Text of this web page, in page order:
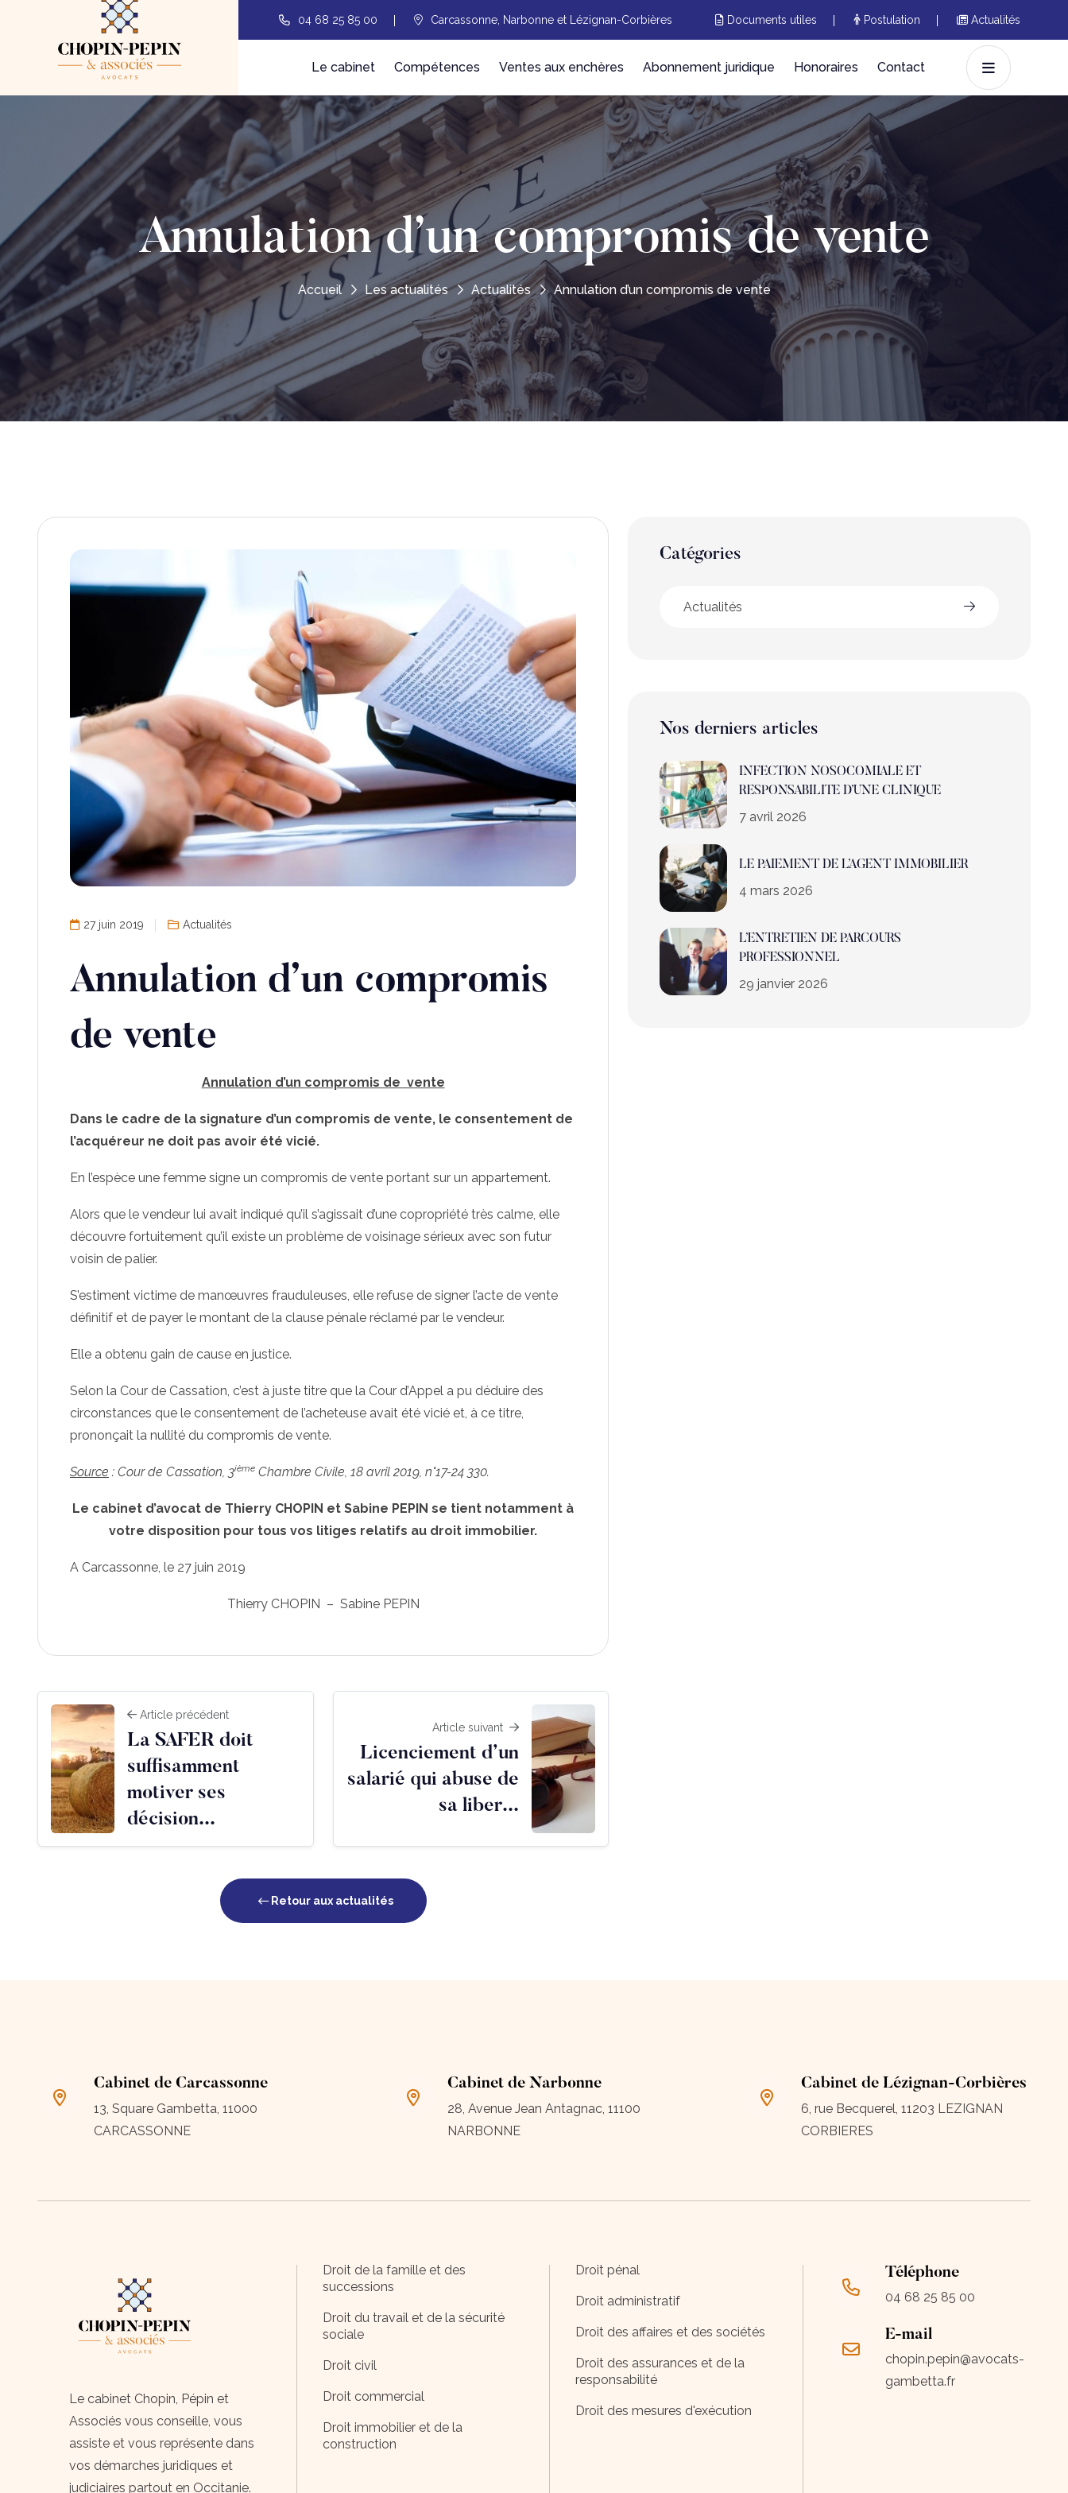
04 68 25 85 00 Carcassonne, Narbonne et Lézignan-Corbières Documents utiles Postulation Actualités
Le cabinet Compétences Ventes aux enchères Abonnement juridique Honoraires Contact
Annulation d’un compromis de vente
Accueil Les actualités Actualités Annulation d’un compromis de vente
27 juin 2019 Actualités
Annulation d’un compromis
de vente
Annulation d’un compromis de vente
Dans le cadre de la signature d’un compromis de vente, le consentement de
l’acquéreur ne doit pas avoir été vicié.
En l’espèce une femme signe un compromis de vente portant sur un appartement.
Alors que le vendeur lui avait indiqué qu’il s’agissait d’une copropriété très calme, elle
découvre fortuitement qu’il existe un problème de voisinage sérieux avec son futur
voisin de palier.
S’estiment victime de manœuvres frauduleuses, elle refuse de signer l’acte de vente
définitif et de payer le montant de la clause pénale réclamé par le vendeur.
Elle a obtenu gain de cause en justice.
Selon la Cour de Cassation, c’est à juste titre que la Cour d’Appel a pu déduire des
circonstances que le consentement de l’acheteuse avait été vicié et, à ce titre,
prononçait la nullité du compromis de vente.
Source : Cour de Cassation, 3ième Chambre Civile, 18 avril 2019, n°17-24 330.
Le cabinet d’avocat de Thierry CHOPIN et Sabine PEPIN se tient notamment à
votre disposition pour tous vos litiges relatifs au droit immobilier.
A Carcassonne, le 27 juin 2019
Thierry CHOPIN – Sabine PEPIN
Article précédent
La SAFER doit
suffisamment
motiver ses
décision...
Article suivant
Licenciement d’un
salarié qui abuse de
sa liber...
Retour aux actualités
Catégories
Actualités
Nos derniers articles
INFECTION NOSOCOMIALE ET
RESPONSABILITE D’UNE CLINIQUE
7 avril 2026
LE PAIEMENT DE L’AGENT IMMOBILIER
4 mars 2026
L’ENTRETIEN DE PARCOURS
PROFESSIONNEL
29 janvier 2026
Cabinet de Carcassonne
13, Square Gambetta, 11000
CARCASSONNE
Cabinet de Narbonne
28, Avenue Jean Antagnac, 11100
NARBONNE
Cabinet de Lézignan-Corbières
6, rue Becquerel, 11203 LEZIGNAN
CORBIERES
Le cabinet Chopin, Pépin et
Associés vous conseille, vous
assiste et vous représente dans
vos démarches juridiques et
judiciaires partout en Occitanie.
Droit de la famille et des
successions
Droit du travail et de la sécurité
sociale
Droit civil
Droit commercial
Droit immobilier et de la
construction
Droit pénal
Droit administratif
Droit des affaires et des sociétés
Droit des assurances et de la
responsabilité
Droit des mesures d'exécution
Téléphone
04 68 25 85 00
E-mail
chopin.pepin@avocats-
gambetta.fr